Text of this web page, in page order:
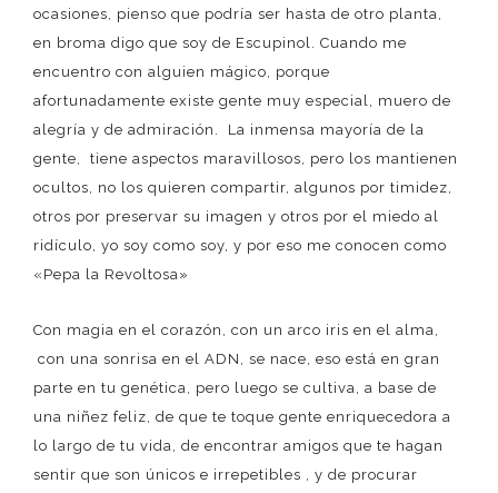
ocasiones, pienso que podría ser hasta de otro planta,
en broma digo que soy de Escupinol. Cuando me
encuentro con alguien mágico, porque
afortunadamente existe gente muy especial, muero de
alegría y de admiración. La inmensa mayoría de la
gente, tiene aspectos maravillosos, pero los mantienen
ocultos, no los quieren compartir, algunos por timidez,
otros por preservar su imagen y otros por el miedo al
ridículo, yo soy como soy, y por eso me conocen como
«Pepa la Revoltosa»
Con magia en el corazón, con un arco iris en el alma,
con una sonrisa en el ADN, se nace, eso está en gran
parte en tu genética, pero luego se cultiva, a base de
una niñez feliz, de que te toque gente enriquecedora a
lo largo de tu vida, de encontrar amigos que te hagan
sentir que son únicos e irrepetibles , y de procurar